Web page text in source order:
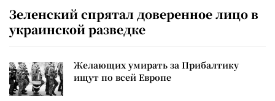
Зеленский спрятал доверенное лицо в
украинской разведке
Желающих умирать за Прибалтику
ищут по всей Европе